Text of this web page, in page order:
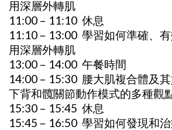
用深層外轉肌
11:00 – 11:10 休息
11:10 – 13:00 學習如何準確、
用深層外轉肌
13:00 – 14:00 午餐時間
14:00 – 15:30 腰大肌複合體及其
下背和髖關節動作模式的多種觀
15:30 – 15:45 休息
15:45 – 16:50 學習如何發現和